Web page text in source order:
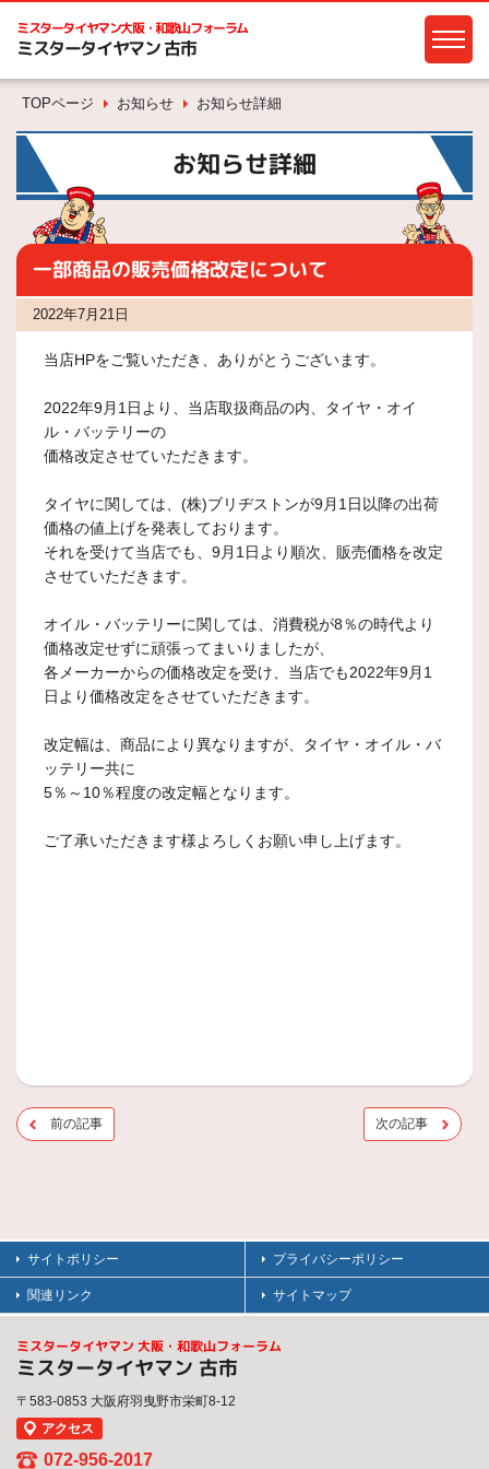
ミスタータイヤマン大阪・和歌山フォーラム
ミスタータイヤマン 古市
TOPページ お知らせ お知らせ詳細
お知らせ詳細
一部商品の販売価格改定について
2022年7月21日
当店HPをご覧いただき、ありがとうございます。
2022年9月1日より、当店取扱商品の内、タイヤ・オイ
ル・バッテリーの
価格改定させていただきます。
タイヤに関しては、(株)ブリヂストンが9月1日以降の出荷
価格の値上げを発表しております。
それを受けて当店でも、9月1日より順次、販売価格を改定
させていただきます。
オイル・バッテリーに関しては、消費税が8％の時代より
価格改定せずに頑張ってまいりましたが、
各メーカーからの価格改定を受け、当店でも2022年9月1
日より価格改定をさせていただきます。
改定幅は、商品により異なりますが、タイヤ・オイル・バ
ッテリー共に
5％～10％程度の改定幅となります。
ご了承いただきます様よろしくお願い申し上げます。
前の記事 次の記事
サイトポリシー プライバシーポリシー
関連リンク サイトマップ
ミスタータイヤマン 大阪・和歌山フォーラム
ミスタータイヤマン 古市
〒583-0853 大阪府羽曳野市栄町8-12
アクセス
072-956-2017